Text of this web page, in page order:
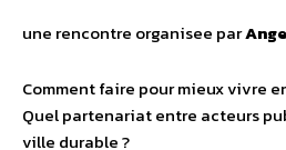
une rencontre organisee par
Comment faire pour mieux vivre
Quel partenariat entre acteurs
ville durable ?